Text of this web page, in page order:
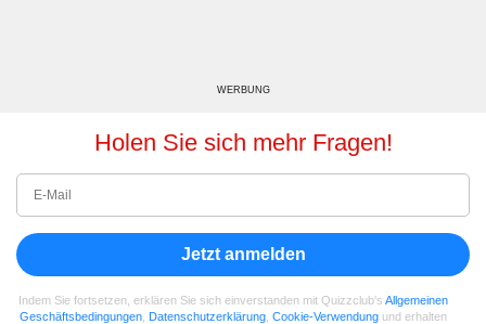
WERBUNG
Holen Sie sich mehr Fragen!
Jetzt anmelden
Indem Sie fortsetzen, erklären Sie sich einverstanden mit Quizzclub's Allgemeinen
Geschäftsbedingungen Datenschutzerklärung Cookie-Verwendung und erhalten